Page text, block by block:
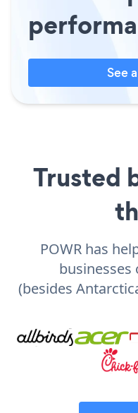
See
Trusted
POWR has
businesses
(besides